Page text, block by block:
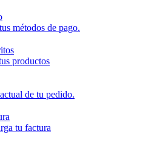
métodos de pago.
productos
de tu pedido.
tu factura